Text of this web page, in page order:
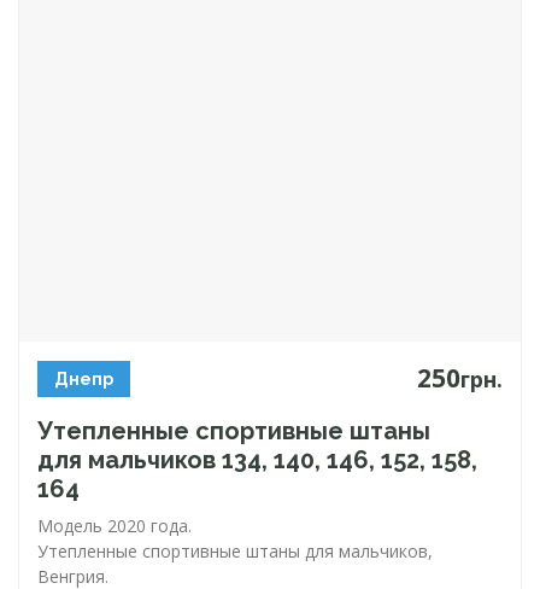
Днепр 250грн.
Утепленные спортивные штаны
для мальчиков 134, 140, 146, 152, 158,
164
Модель 2020 года.
Утепленные спортивные штаны для мальчиков,
Венгрия.